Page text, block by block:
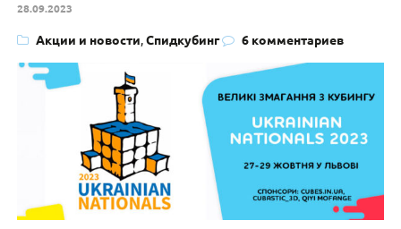
28.09.2023
Акции и новости,Спидкубинг 6 комментариев